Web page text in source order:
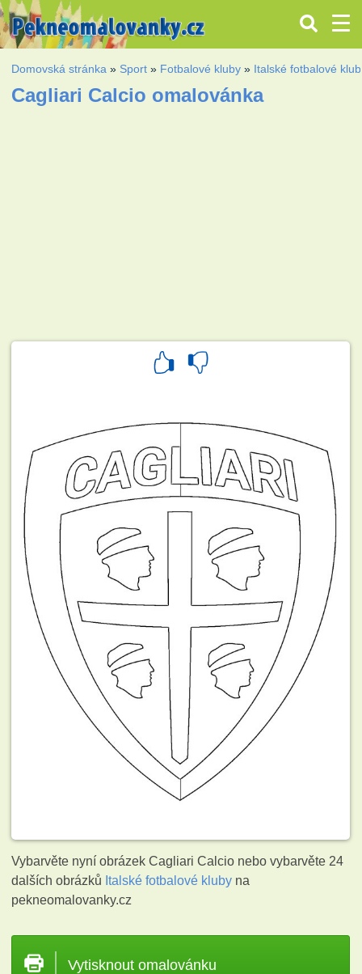
Domovská stránka » Sport » Fotbalové kluby » Italské fotbalové
Cagliari Calcio omalovánka
Vybarvěte nyní obrázek Cagliari Calcio nebo vybarvěte 24
dalších obrázků Italské fotbalové kluby na
pekneomalovanky.cz
Vytisknout omalovánku